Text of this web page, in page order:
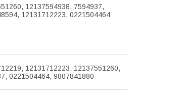
12137594938, 7594937,
12131712223, 0221504464
12131712223, 12137551260,
0221504464, 9807841880